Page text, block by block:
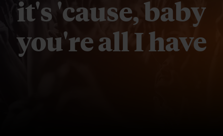
it's 'cause, baby
you're all I have